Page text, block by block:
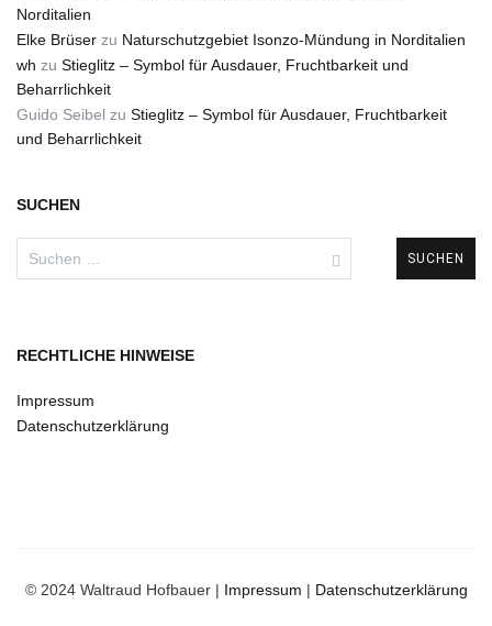
Norditalien
Elke Brüser zu Naturschutzgebiet Isonzo-Mündung in Norditalien
wh zu Stieglitz – Symbol für Ausdauer, Fruchtbarkeit und
Beharrlichkeit
Guido Seibel zu Stieglitz – Symbol für Ausdauer, Fruchtbarkeit
und Beharrlichkeit
SUCHEN
RECHTLICHE HINWEISE
Impressum
Datenschutzerklärung
© 2024 Waltraud Hofbauer | Impressum | Datenschutzerklärung